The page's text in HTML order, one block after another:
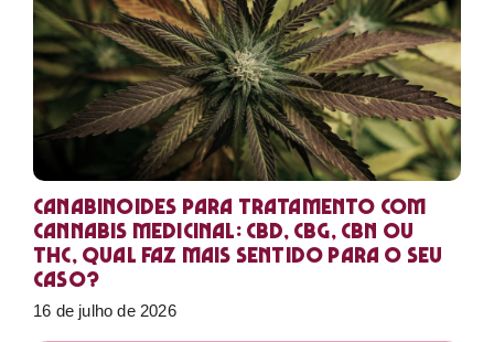
Canabinoides para tratamento com
cannabis medicinal: CBD, CBG, CBN ou
THC, qual faz mais sentido para o seu
caso?
16 de julho de 2026